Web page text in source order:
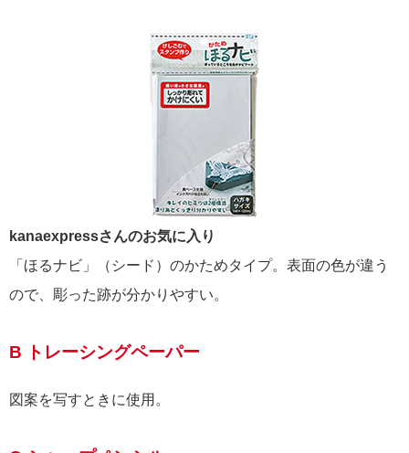
kanaexpressさんのお気に入り
「ほるナビ」（シード）のかためタイプ。表面の色が違う
ので、彫った跡が分かりやすい。
B トレーシングペーパー
図案を写すときに使用。